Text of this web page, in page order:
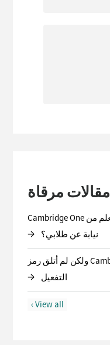
مقالات مرقاة
كمعلم، هل يمكنني شراء مواد التعلم من Cambridge One
نيابة عن طلابي؟
→
لقد اشتريت منتج Cambridge One ولكن لم أتلق رمز
التفعيل
→
أنا والد وقد اشتريت مواد تعليمية من Cambridge One لأحد
View all ›